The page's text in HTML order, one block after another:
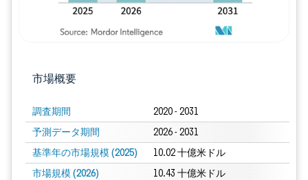
市場概要
調査期間 2020 - 2031
予測データ期間 2026 - 2031
基準年の市場規模 (2025) 10.02 十億米ドル
市場規模 (2026) 10.43 十億米ドル